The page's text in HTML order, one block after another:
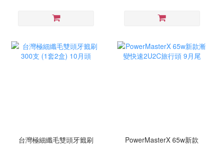
台灣極細纖毛雙頭牙籤刷
PowerMasterX 65w新款